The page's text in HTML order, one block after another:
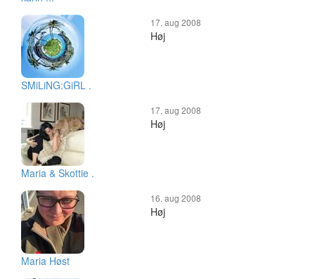
SMiLiNG:GiRL .
17. aug 2008
Høj
Maria & Skottie .
17. aug 2008
Høj
Maria Høst
16. aug 2008
Høj